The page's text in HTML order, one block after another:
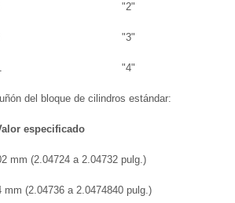
"2"
"3"
"4"
del bloque de cilindros estándar:
especificado
mm (2.04724 a 2.04732 pulg.)
mm (2.04736 a 2.0474840 pulg.)